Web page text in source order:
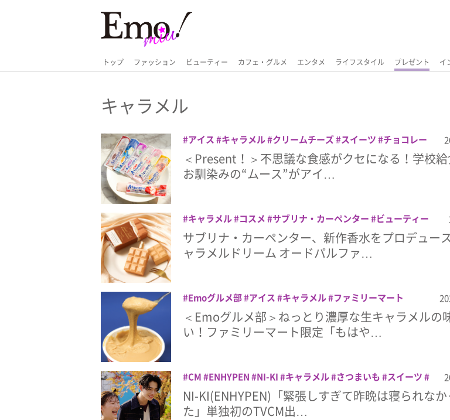
トップ ファッション ビューティー カフェ・グルメ エンタメ ライフスタイル プレゼント イ
キャラメル
アイス キャラメル クリームチーズ スイーツ
チョコレー
プレゼント 杏仁 給食でおなじみのムース 練乳いちご
＜Present！＞不思議な食感がクセになる！学校
お馴染みの“ムース”がアイ…
キャラメル コスメ サブリナ・カーペンター
ビューティー
フレグランス
プレゼント
サブリナ・カーペンター、新作香水をプロデュー
ャラメルドリーム オードパルファ…
Emoグルメ部 アイス キャラメル ファミリーマート
＜Emoグルメ部＞ねっとり濃厚な生キャラメルの
い！ファミリーマート限定「もはや…
CM ENHYPEN NI-KI キャラメル さつまいも
スイーツ
マクドナルド
三角チョコパイ
NI-KI(ENHYPEN)「緊張しすぎて昨晩は寝られなか
た」単独初のTVCM出…